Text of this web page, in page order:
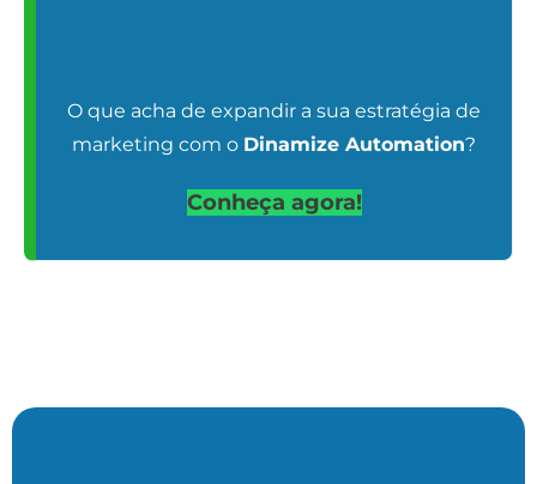
O que acha de expandir a sua estratégia de
marketing com o Dinamize Automation?
Conheça agora!